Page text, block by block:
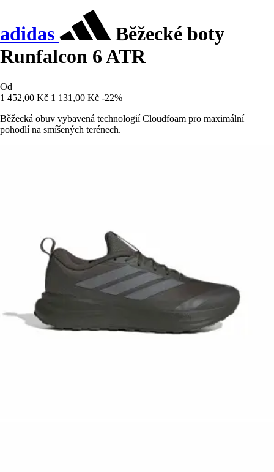
adidas
Běžecké boty
Runfalcon 6 ATR
Od
1 452,00 Kč 1 131,00 Kč -22%
Běžecká obuv vybavená technologií Cloudfoam pro maximální
pohodlí na smíšených terénech.